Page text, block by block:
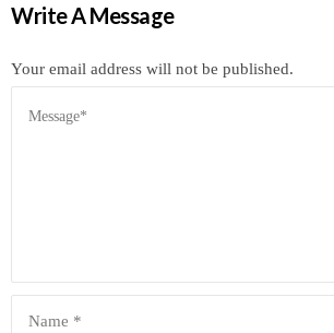
Write A Message
Your email address will not be published.